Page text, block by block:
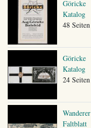
Göricke
Katalog
48 Seiten
Göricke
Katalog
24 Seiten
Wanderer
Faltblatt